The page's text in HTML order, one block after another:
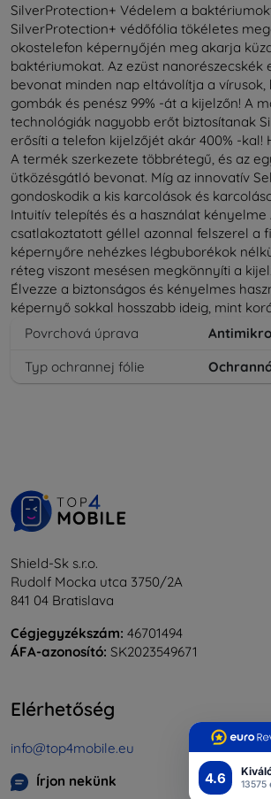
4.6 13575
SilverProtection+ Védelem a
SilverProtection+ védőfólia tökéletes
okostelefon képernyőjén meg akarja
baktériumokat. Az ezüst nanorészecskék
bevonat minden nap eltávolítja a vírusok,
gombák és penész 99% -át a kijelzőn! A
technológiák nagyobb erőt biztosítanak
erősíti a telefon kijelzőjét akár 400% -kal!
A termék szerkezete többrétegű, és az
ütközésgátló bevonat. Míg az innovatív
gondoskodik a kis karcolások és
Intuitív telepítés és a használat kényelme
csatlakoztatott géllel azonnal felszerel a
képernyőre nehézkes légbuborékok
réteg viszont mesésen megkönnyíti a
Élvezze a biztonságos és kényelmes
képernyő sokkal hosszabb ideig, mint
Povrchová úprava
Typ ochrannej fólie
Shield-Sk s.r.o.
Rudolf Mocka utca 3750/2A
841 04 Bratislava
Cégjegyzékszám: 46701494
ÁFA-azonosító: SK2023549671
Elérhetőség
info@top4mobile.eu
Írjon nekünk